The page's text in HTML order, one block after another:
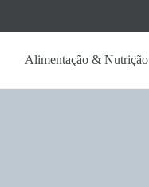
Alimentação & Nutrição